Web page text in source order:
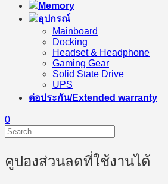
Memory
อุปกรณ์
Mainboard
Docking
Headset & Headphone
Gaming Gear
Solid State Drive
UPS
ต่อประกัน/Extended warranty
0
คูปองส่วนลดที่ใช้งานได้